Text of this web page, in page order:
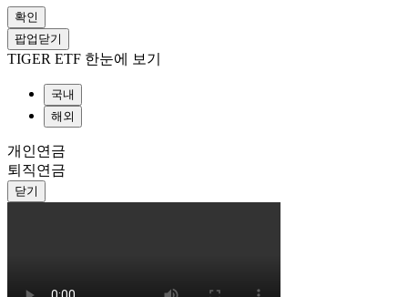
확인
팝업닫기
TIGER ETF 한눈에 보기
국내
해외
개인연금
퇴직연금
닫기